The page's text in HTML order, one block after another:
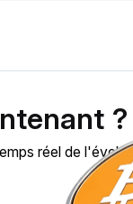
réel de